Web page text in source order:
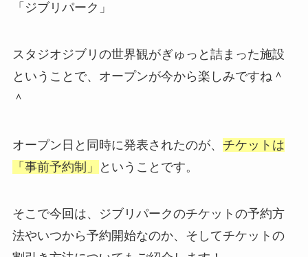
「ジブリパーク」
スタジオジブリの世界観がぎゅっと詰まった施設
ということで、オープンが今から楽しみですね＾
＾
オープン日と同時に発表されたのが、 チケットは
「事前予約制」
ということです。
そこで今回は、ジブリパークのチケットの予約方
法やいつから予約開始なのか、そしてチケットの